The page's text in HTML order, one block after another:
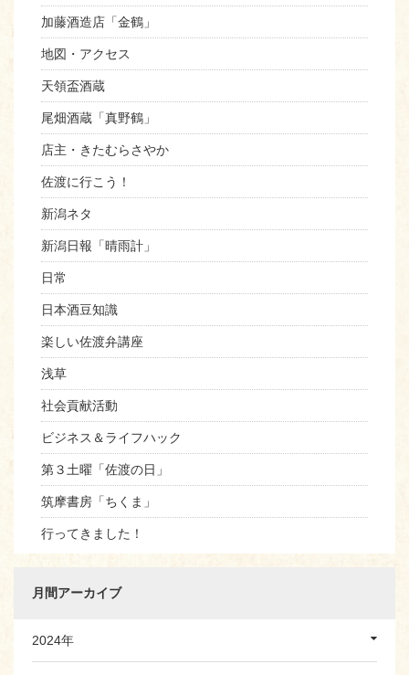
加藤酒造店「金鶴」
地図・アクセス
天領盃酒蔵
尾畑酒蔵「真野鶴」
店主・きたむらさやか
佐渡に行こう！
新潟ネタ
新潟日報「晴雨計」
日常
日本酒豆知識
楽しい佐渡弁講座
浅草
社会貢献活動
ビジネス＆ライフハック
第３土曜「佐渡の日」
筑摩書房「ちくま」
行ってきました！
月間アーカイブ
2024年